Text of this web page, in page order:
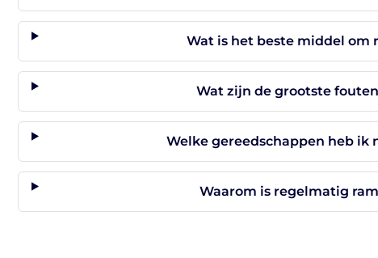
Wat is het beste middel om
Wat zijn de grootste
Welke gereedschappen heb ik
Waarom is regelmatig